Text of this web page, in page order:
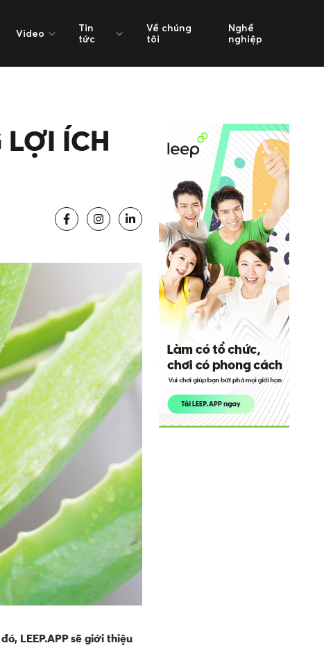
Video
Tin
tức
Về chúng
tôi
Nghề
nghiệp
LỢI ÍCH
LEEP.APP sẽ giới thiệu